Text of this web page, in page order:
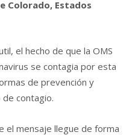
Colorado, Estados
el hecho de que la OMS
se contagia por esta
de prevención y
contagio.
el mensaje llegue de forma